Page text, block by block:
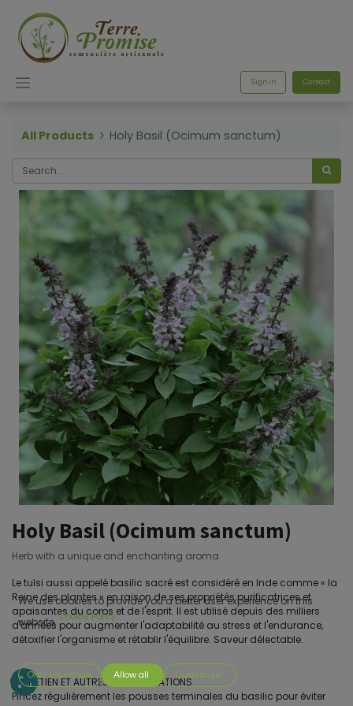
Sign in Contact
All Products Holy Basil (Ocimum sanctum)
Holy Basil (Ocimum sanctum)
Herb with a unique and enchanting aroma
Le tulsi aussi appelé basilic sacré est considéré en Inde comme « la
Reine des plantes » en raison de ses propriétés purificatrices et
apaisantes du corps et de l'esprit. Il est utilisé depuis des milliers
d'années pour augmenter l'adaptabilité au stress et l'endurance,
détoxifier l'organisme et rétablir l'équilibre. Saveur délectable.
ENTRETIEN ET AUTRES CONSIDÉRATIONS
Pincez régulièrement les pousses terminales du basilic pour éviter
We use cookies to provide you a better user experience on this
website. Cookie Policy
Only essentials Allow all Customize